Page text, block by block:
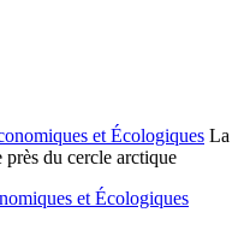
et Écologiques La
du cercle arctique
et Écologiques